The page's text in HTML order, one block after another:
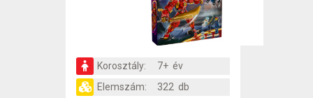
Korosztály:
7+ év
Elemszám:
322 db